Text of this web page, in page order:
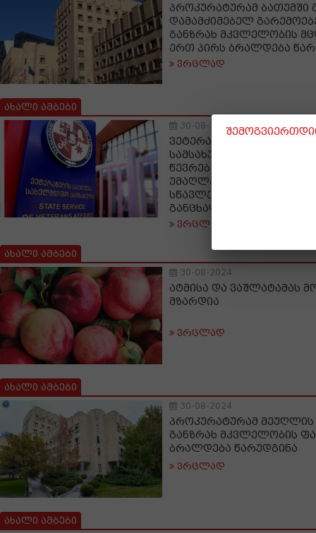
პროკურატურამ ბათუმში
დამამძიმებელ
განზრახ მკვლელობის
ერთ პირს ბრალდება
ვრცლად
ახალი ამბები
30-08-2024
ვეტერანების საქმეთა
სამსახური ვეტერანებსა
წევრების აკრედიტებულ
უმაღლეს
სწავლების დაფინასების
განცხადებას ავრცელებს
ვრცლად
ახალი ამბები
30-08-2024
ატმისა და ვაშლატამას
მზარდია
ვრცლად
ახალი ამბები
30-08-2024
პროკურატურამ მეუღლის
განზრახ მკვლელობის
ბრალდება წარუდგინა
ვრცლად
ახალი ამბები